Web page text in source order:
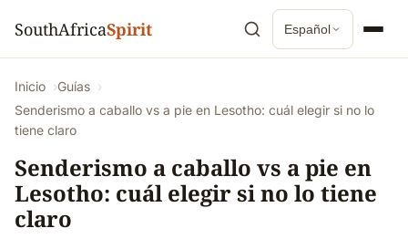
SouthAfricaSpirit Español
Inicio
Guías
Senderismo a caballo vs a pie en Lesotho: cuál elegir si no lo
tiene claro
Senderismo a caballo vs a pie en
Lesotho: cuál elegir si no lo tiene
claro